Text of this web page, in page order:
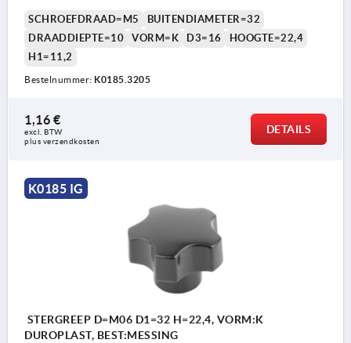
SCHROEFDRAAD=M5
BUITENDIAMETER=32
DRAADDIEPTE=10
VORM=K D3=16
HOOGTE=22,4
H1=11,2
Bestelnummer: K0185.3205
1,16 €
excl. BTW
plus verzendkosten
DETAILS
K0185 IG
STERGREEP D=M06 D1=32 H=22,4, VORM:K
DUROPLAST, BEST:MESSING